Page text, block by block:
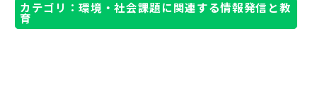
カテゴリ：環境・社会課題に関連する情報発信と教
育